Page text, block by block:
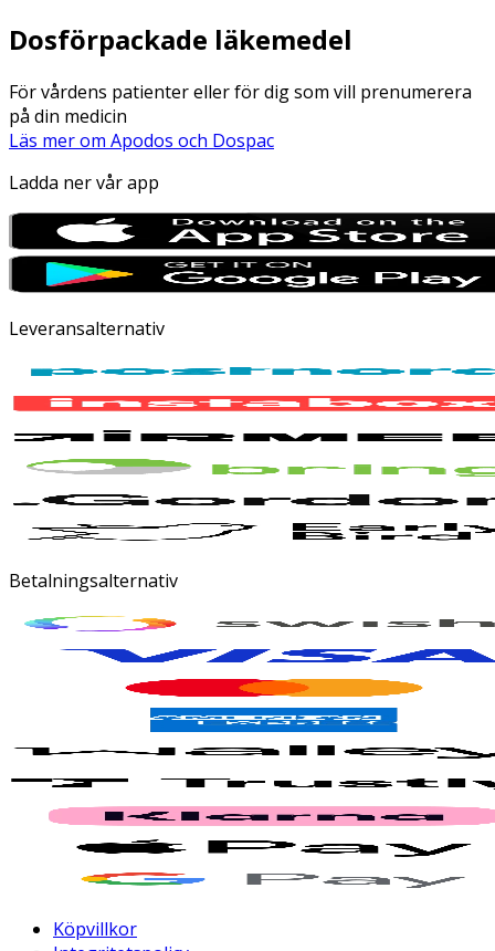
Dosförpackade läkemedel
För vårdens patienter eller för dig som vill prenumerera
på din medicin
Läs mer om Apodos och Dospac
Ladda ner vår app
Leveransalternativ
Betalningsalternativ
Köpvillkor